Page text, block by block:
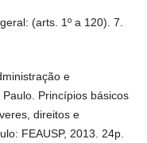
(arts. 1º a 120). 7.
e
Princípios básicos
direitos e
FEAUSP, 2013. 24p.